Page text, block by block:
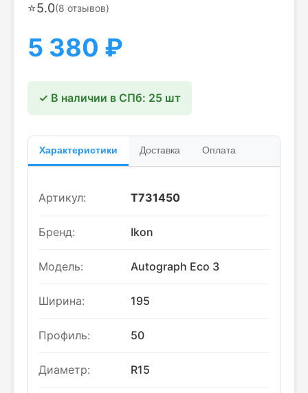
⭐5.0(8 отзывов)
5 380 ₽
✓ В наличии в СПб: 25 шт
Характеристики Доставка Оплата
Артикул: T731450
Бренд: Ikon
Модель: Autograph Eco 3
Ширина: 195
Профиль: 50
Диаметр: R15